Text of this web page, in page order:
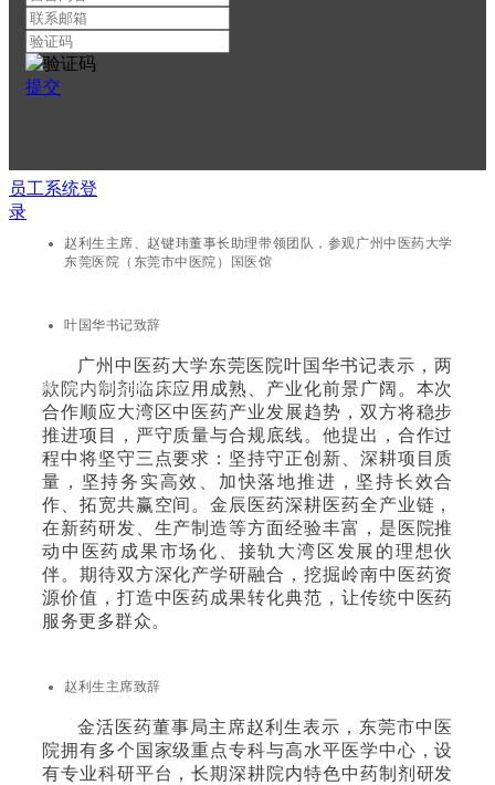
医疗机构、线上平台等全渠道销售业务。协议存续
期间，金辰医药承诺不会在约定区域内委托其他第
三方经销。金活医药将全权负责产品市场推广、销
售渠道搭建及产品售卖；金辰医药则保障产品合规
赵利生主席、赵键玮董事长助理带领团队，参观广州中医药大学
东莞医院（东莞市中医院）国医馆
叶国华书记致辞
广州中医药大学东莞医院叶国华书记表示，两
款院内制剂临床应用成熟、产业化前景广阔。本次
合作顺应大湾区中医药产业发展趋势，双方将稳步
推进项目，严守质量与合规底线。他提出，合作过
程中将坚守三点要求：坚持守正创新、深耕项目质
量，坚持务实高效、加快落地推进，坚持长效合
作、拓宽共赢空间。金辰医药深耕医药全产业链，
在新药研发、生产制造等方面经验丰富，是医院推
动中医药成果市场化、接轨大湾区发展的理想伙
伴。期待双方深化产学研融合，挖掘岭南中医药资
源价值，打造中医药成果转化典范，让传统中医药
服务更多群众。
赵利生主席致辞
金活医药董事局主席赵利生表示，东莞市中医
院拥有多个国家级重点专科与高水平医学中心，设
有专业科研平台，长期深耕院内特色中药制剂研发
提交
员工系统登
录
香港电话：(852) 2877 6488 传 真：(852) 2529 5988
邮 箱：kingw@kingworld.com.cn